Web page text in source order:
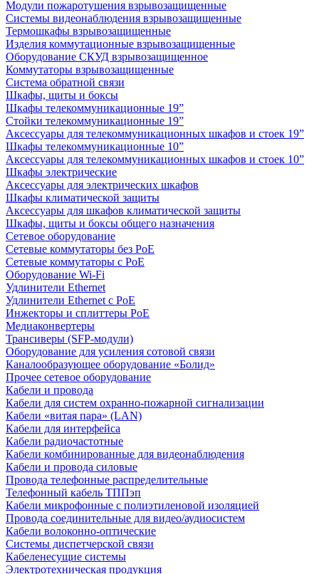
Модули пожаротушения взрывозащищенные
Системы видеонаблюдения взрывозащищенные
Термошкафы взрывозащищенные
Изделия коммутационные взрывозащищенные
Оборудование СКУД взрывозащищенное
Коммутаторы взрывозащищенные
Система обратной связи
Шкафы, щиты и боксы
Шкафы телекоммуникационные 19”
Стойки телекоммуникационные 19”
Аксессуары для телекоммуникационных шкафов и стоек 19”
Шкафы телекоммуникационные 10”
Аксессуары для телекоммуникационных шкафов и стоек 10”
Шкафы электрические
Аксессуары для электрических шкафов
Шкафы климатической защиты
Аксессуары для шкафов климатической защиты
Шкафы, щиты и боксы общего назначения
Сетевое оборудование
Сетевые коммутаторы без PoE
Сетевые коммутаторы с PoE
Оборудование Wi-Fi
Удлинители Ethernet
Удлинители Ethernet с PoE
Инжекторы и сплиттеры PoE
Медиаконвертеры
Трансиверы (SFP-модули)
Оборудование для усиления сотовой связи
Каналообразующее оборудование «Болид»
Прочее сетевое оборудование
Кабели и провода
Кабели для систем охранно-пожарной сигнализации
Кабели «витая пара» (LAN)
Кабели для интерфейса
Кабели радиочастотные
Кабели комбинированные для видеонаблюдения
Кабели и провода силовые
Провода телефонные распределительные
Телефонный кабель ТППэп
Кабели микрофонные с полиэтиленовой изоляцией
Провода соединительные для видео/аудиосистем
Кабели волоконно-оптические
Системы диспетчерской связи
Кабеленесущие системы
Электротехническая продукция